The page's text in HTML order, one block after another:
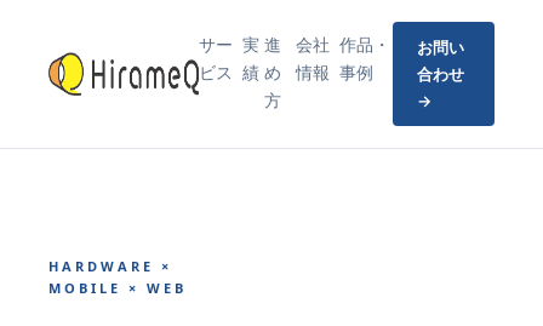
サー
ビス
実
績
進
め
方
会社
情報
作品・
事例
お問い
合わせ
→
HARDWARE ×
MOBILE × WEB